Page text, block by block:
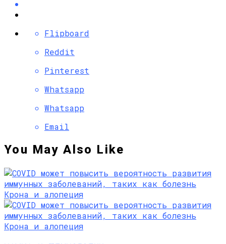
Flipboard
Reddit
Pinterest
Whatsapp
Whatsapp
Email
You May Also Like